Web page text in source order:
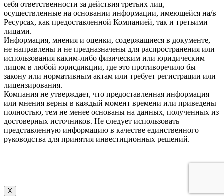
себя ответственности за действия третьих лиц,
осуществленные на основании информации, имеющейся на/в
Ресурсах, как предоставленной Компанией, так и третьими
лицами.
Информация, мнения и оценки, содержащиеся в документе,
не направлены и не предназначены для распространения или
использования каким-либо физическим или юридическим
лицом в любой юрисдикции, где это противоречило бы
закону или нормативным актам или требует регистрации или
лицензирования.
Компания не утверждает, что предоставленная информация
или мнения верны в каждый момент времени или приведены
полностью, тем не менее основаны на данных, полученных из
достоверных источников. Не следует использовать
представленную информацию в качестве единственного
руководства для принятия инвестиционных решений.
X